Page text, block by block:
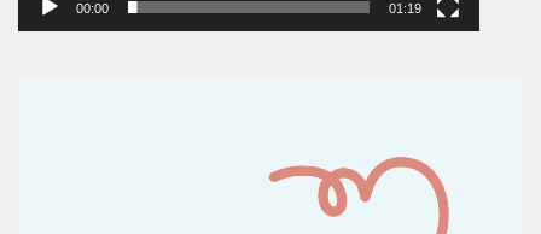
00:00 01:19